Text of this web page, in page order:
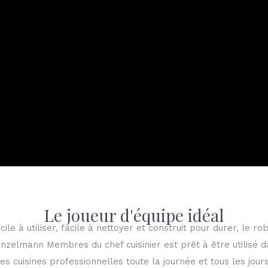
Le joueur d'équipe idéal
à utiliser, facile à nettoyer et construit pour durer, le
Membres du chef cuisinier est prêt à être utilisé
cuisines professionnelles toute la journée et tous les